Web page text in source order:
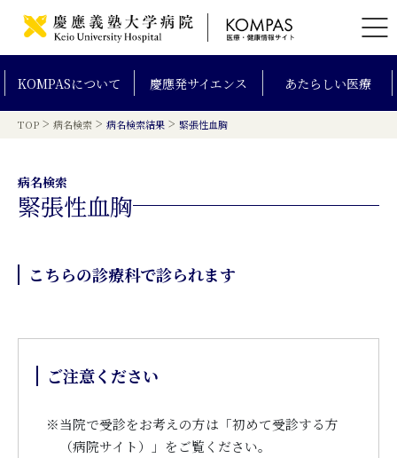
KOMPASについて 慶應発サイエンス あたらしい医療
TOP > 病名検索 > 病名検索結果 > 緊張性血胸
病名検索
緊張性血胸
こちらの診療科で診られます
ご注意ください
※当院で受診をお考えの方は「初めて受診する方
（病院サイト）」をご覧ください。